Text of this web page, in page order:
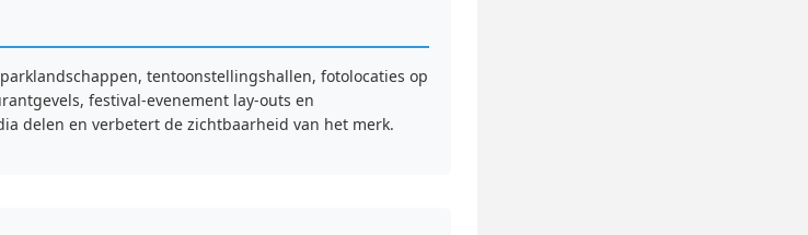
tentoonstellingshallen, fotolocaties op
festival-evenement lay-outs en
delen en verbetert de zichtbaarheid van het merk.